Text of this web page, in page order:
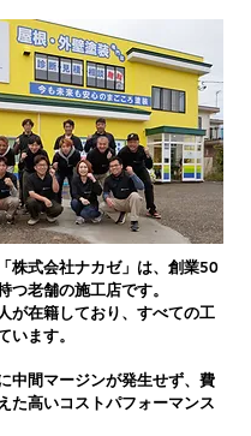
株式会社ナカゼ」は、創業50
つ老舗の施工店です。
が在籍しており、すべての工
います。
中間マージンが発生せず、費
た高いコストパフォーマンス